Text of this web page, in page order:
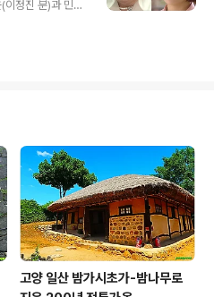
연스럽게 불어로
이정진 분)과 민채
주(차화연 분) 부
"외숙모(도도희)
)산 아들(이세윤
식사자리는 그야
알고 있던 민채원-
어 올 것이 왔다
고양 일산 밤가시초가-밤나무로